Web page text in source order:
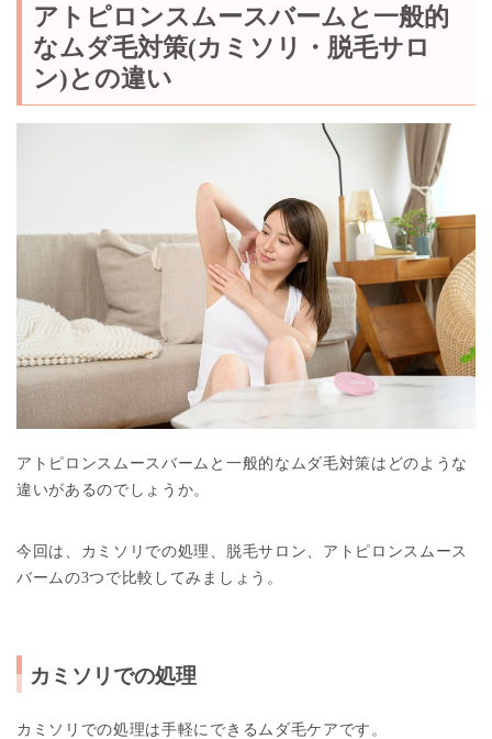
アトピロンスムースバームと一般的
なムダ毛対策(カミソリ・脱毛サロ
ン)との違い
アトピロンスムースバームと一般的なムダ毛対策はどのような
違いがあるのでしょうか。
今回は、カミソリでの処理、脱毛サロン、アトピロンスムース
バームの3つで比較してみましょう。
カミソリでの処理
カミソリでの処理は手軽にできるムダ毛ケアです。